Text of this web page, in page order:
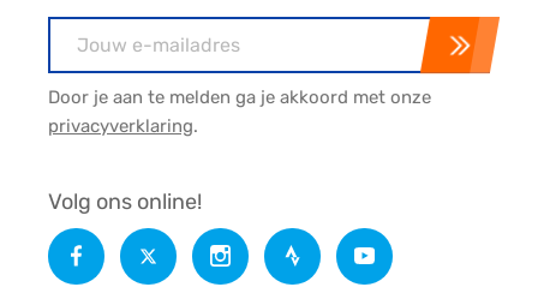
Door je aan te melden ga je akkoord met onze
privacyverklaring.
Volg ons online!